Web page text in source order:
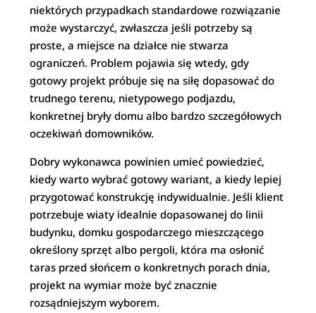
niektórych przypadkach standardowe rozwiązanie
może wystarczyć, zwłaszcza jeśli potrzeby są
proste, a miejsce na działce nie stwarza
ograniczeń. Problem pojawia się wtedy, gdy
gotowy projekt próbuje się na siłę dopasować do
trudnego terenu, nietypowego podjazdu,
konkretnej bryły domu albo bardzo szczegółowych
oczekiwań domowników.
Dobry wykonawca powinien umieć powiedzieć,
kiedy warto wybrać gotowy wariant, a kiedy lepiej
przygotować konstrukcję indywidualnie. Jeśli klient
potrzebuje wiaty idealnie dopasowanej do linii
budynku, domku gospodarczego mieszczącego
określony sprzęt albo pergoli, która ma osłonić
taras przed słońcem o konkretnych porach dnia,
projekt na wymiar może być znacznie
rozsądniejszym wyborem.